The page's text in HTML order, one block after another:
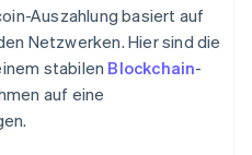
Auszahlung basiert auf
Netzwerken. Hier sind die
stabilen Blockchain-
auf eine